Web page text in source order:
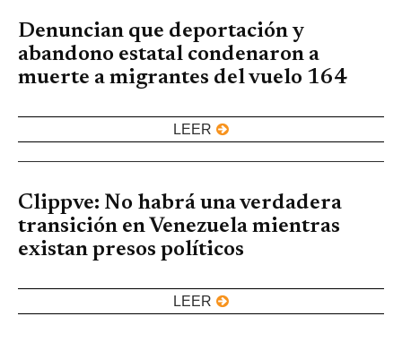
Denuncian que deportación y
abandono estatal condenaron a
muerte a migrantes del vuelo 164
LEER
Clippve: No habrá una verdadera
transición en Venezuela mientras
existan presos políticos
LEER